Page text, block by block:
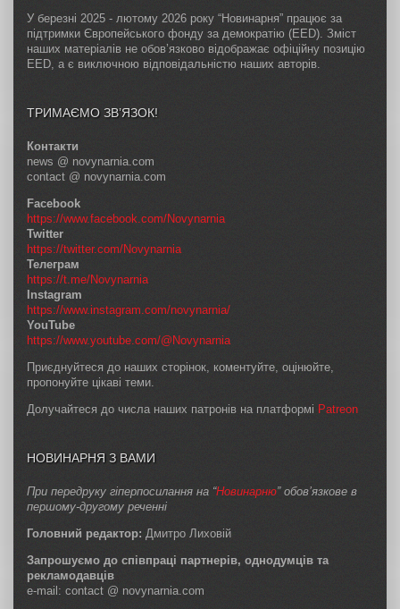
У березні 2025 - лютому 2026 року “Новинарня” працює за
підтримки Європейського фонду за демократію (EED). Зміст
наших матеріалів не обов’язково відображає офіційну позицію
EED, а є виключною відповідальністю наших авторів.
ТРИМАЄМО ЗВ’ЯЗОК!
Контакти
news @ novynarnia.com
contact @ novynarnia.com
Facebook
https://www.facebook.com/Novynarnia
Twitter
https://twitter.com/Novynarnia
Телеграм
https://t.me/Novynarnia
Instagram
https://www.instagram.com/novynarnia/
YouTube
https://www.youtube.com/@Novynarnia
Приєднуйтеся до наших сторінок, коментуйте, оцінюйте,
пропонуйте цікаві теми.
Долучайтеся до числа наших патронів на платформі Patreon
НОВИНАРНЯ З ВАМИ
При передруку гіперпосилання на “Новинарню” обов’язкове в
першому-другому реченні
Головний редактор: Дмитро Лиховій
Запрошуємо до співпраці партнерів, однодумців та
рекламодавців
e-mail: contact @ novynarnia.com